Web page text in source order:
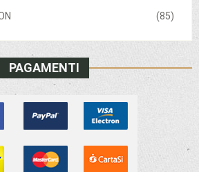
(85)
PAGAMENTI